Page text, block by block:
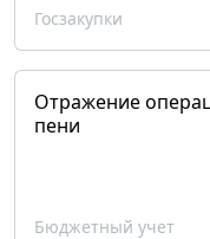
Госзакупки
Отражение
пени
Бюджетный учет